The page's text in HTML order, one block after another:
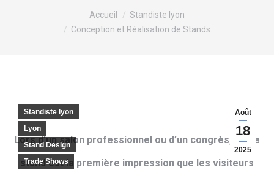
Accueil
Standiste lyon
Conception et Réalisation de Stands…
Août
18
2025
Standiste lyon
Lyon
Stand Design
Trade Shows
Lors d’un salon professionnel ou d’un congrès, votre
stand est la première impression que les visiteurs